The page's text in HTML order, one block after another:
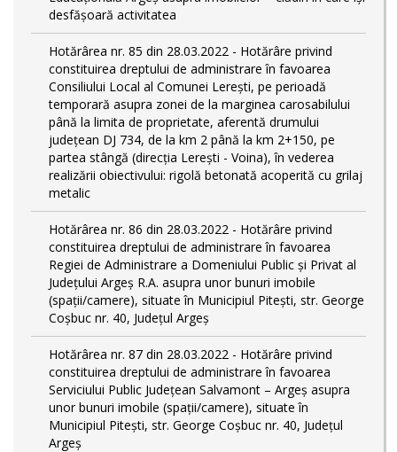
desfășoară activitatea
Hotărârea nr. 85 din 28.03.2022 - Hotărâre privind
constituirea dreptului de administrare în favoarea
Consiliului Local al Comunei Lerești, pe perioadă
temporară asupra zonei de la marginea carosabilului
până la limita de proprietate, aferentă drumului
județean DJ 734, de la km 2 până la km 2+150, pe
partea stângă (direcția Lerești - Voina), în vederea
realizării obiectivului: rigolă betonată acoperită cu grilaj
metalic
Hotărârea nr. 86 din 28.03.2022 - Hotărâre privind
constituirea dreptului de administrare în favoarea
Regiei de Administrare a Domeniului Public și Privat al
Județului Argeș R.A. asupra unor bunuri imobile
(spații/camere), situate în Municipiul Pitești, str. George
Coșbuc nr. 40, Județul Argeș
Hotărârea nr. 87 din 28.03.2022 - Hotărâre privind
constituirea dreptului de administrare în favoarea
Serviciului Public Județean Salvamont – Argeș asupra
unor bunuri imobile (spații/camere), situate în
Municipiul Pitești, str. George Coșbuc nr. 40, Județul
Argeș